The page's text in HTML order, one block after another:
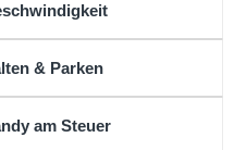
& Parken
am Steuer